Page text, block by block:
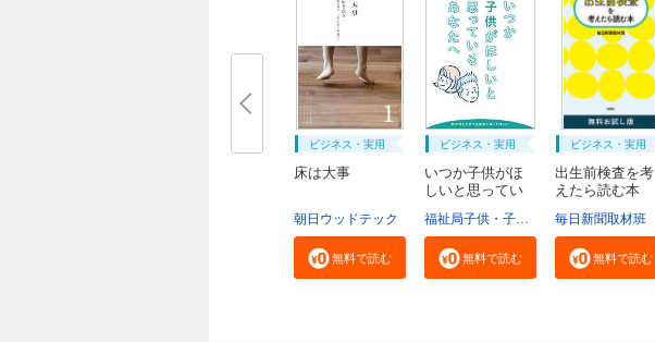
ビジネス・実用
床は大事
朝日ウッドテック
無料で読む
ビジネス・実用
いつか子供がほ
しいと思ってい
無料で読む
ビジネス・実用
出生前検査を考
えたら読む本
毎日新聞取材班
無料で読む